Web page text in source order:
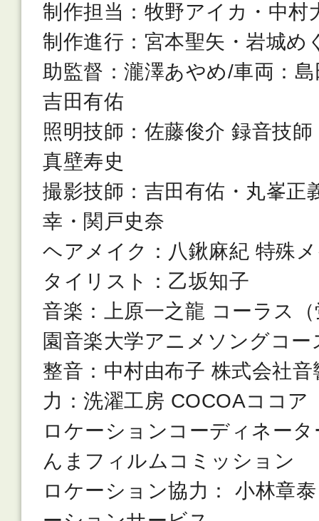
制作担当：牧野アイカ・中村
制作進行：宮本聖矢・岩城め
助監督：瀧澤あやめ/車両：
吉田有佑
照明技師：佐藤俊介 録音技
真壁寿史
撮影技師：吉田有佑・丸峯正
幸・関戸史奈
ヘアメイク：八鍬麻紀 特殊
タイリスト：乙坂知子
音楽：上原一之龍 コーラス
園音楽大学アニメソングコー
整音：中村由布子 株式会社
力：洗濯工房 COCOAココア
ロケーションコーディネー
んまフィルムコミッション
ロケーション協力： 小林章